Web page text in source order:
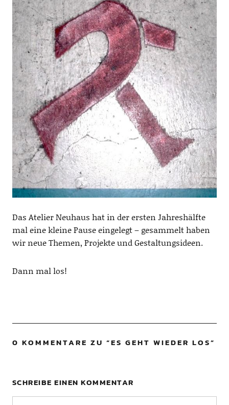
Das Atelier Neuhaus hat in der ersten Jahreshälfte
mal eine kleine Pause eingelegt – gesammelt haben
wir neue Themen, Projekte und Gestaltungsideen.
Dann mal los!
0 KOMMENTARE ZU “ES GEHT WIEDER LOS”
SCHREIBE EINEN KOMMENTAR